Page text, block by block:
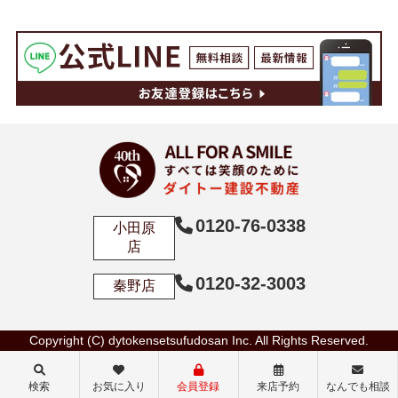
小田原
店
0120-76-0338
秦野店 0120-32-3003
Copyright (C) dytokensetsufudosan Inc. All Rights Reserved.
検索 お気に入り 会員登録 来店予約 なんでも相談